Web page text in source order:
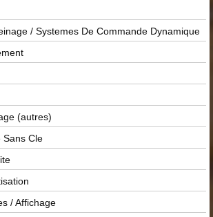
/ Systemes De Commande Dynamique
(autres)
Sans Cle
/ Affichage